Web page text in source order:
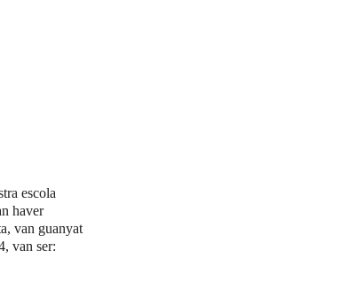
escola
haver
van guanyat
van ser: